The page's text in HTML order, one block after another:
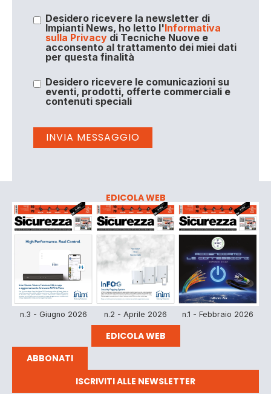
Desidero ricevere la newsletter di
Impianti News, ho letto l'Informativa
sulla Privacydi Tecniche Nuove e
acconsento al trattamento dei miei dati
per questa finalità
Desidero ricevere le comunicazioni su
eventi, prodotti, offerte commerciali e
contenuti speciali
EDICOLA WEB
n.3 - Giugno 2026 n.2 - Aprile 2026 n.1 - Febbraio 2026
EDICOLA WEB
ABBONATI
ISCRIVITI ALLE NEWSLETTER